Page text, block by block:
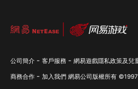
公司簡介 - 客戶服務 - 網易遊戲隱私政策及兒
商務合作 - 加入我們 網易公司版權所有